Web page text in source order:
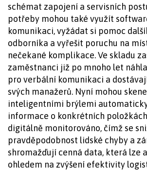
schémat zapojení a servisních
potřeby mohou také využít
komunikaci, vyžádat si pomoc
odborníka a vyřešit poruchu na
nečekané komplikace. Ve skladu
zaměstnanci již po mnoho let
pro verbální komunikaci a
svých manažerů. Nyní mohou
inteligentními brýlemi
informace o konkrétních
digitálně monitorováno, čímž se
pravděpodobnost lidské chyby a
shromažďují cenná data, která lze
ohledem na zvýšení efektivity